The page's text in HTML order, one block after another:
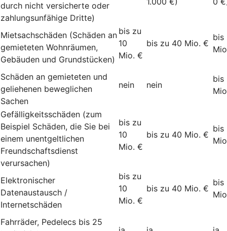
durch nicht versicherte oder
zahlungsunfähige Dritte)
Mietsachschäden (Schäden an
gemieteten Wohnräumen,
Gebäuden und Grundstücken)
bis zu
10
Mio. €
bis zu 40 Mio. €
bis
Schäden an gemieteten und
geliehenen beweglichen
Sachen
nein nein
bis
Gefälligkeitsschäden (zum
Beispiel Schäden, die Sie bei
einem unentgeltlichen
Freundschaftsdienst
verursachen)
bis zu
10
Mio. €
bis zu 40 Mio. €
bis
Elektronischer
Datenaustausch /
Internetschäden
bis zu
10
Mio. €
bis zu 40 Mio. €
bis
Fahrräder, Pedelecs bis 25